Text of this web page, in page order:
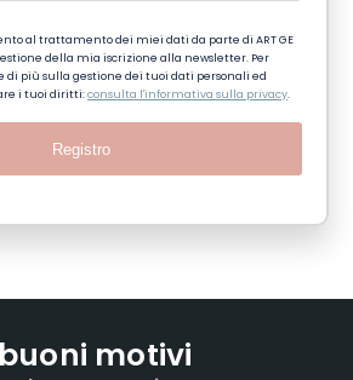
al trattamento dei miei dati da parte di ART GE
della mia iscrizione alla newsletter. Per
di più sulla gestione dei tuoi dati personali ed
i tuoi diritti:consulta l'informativa sulla privacy.
Registro
motivi